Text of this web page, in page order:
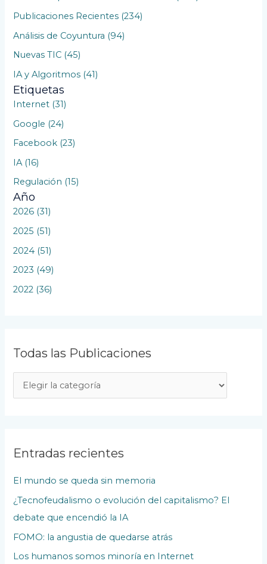
p
Publicaciones Recientes (234)
Análisis de Coyuntura (94)
Nuevas TIC (45)
IA y Algoritmos (41)
Etiquetas
Internet (31)
Google (24)
Facebook (23)
IA (16)
Regulación (15)
Año
2026 (31)
2025 (51)
2024 (51)
2023 (49)
2022 (36)
Todas las Publicaciones
o
s
a
s
P
u
b
Entradas recientes
El mundo se queda sin memoria
¿Tecnofeudalismo o evolución del capitalismo? El
debate que encendió la IA
FOMO: la angustia de quedarse atrás
Los humanos somos minoría en Internet